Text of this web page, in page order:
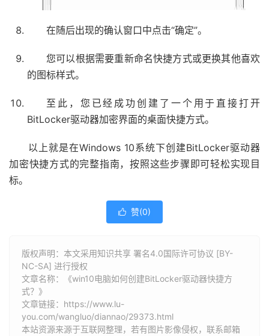
在随后出现的确认窗口中点击“确定”。
您可以根据需要重新命名快捷方式或更换其他喜欢
的图标样式。
至此，您已经成功创建了一个用于直接打开
BitLocker驱动器加密界面的桌面快捷方式。
以上就是在Windows 10系统下创建BitLocker驱动器
加密快捷方式的完整指南，按照这些步骤即可轻松实现目
标。
 赞(0)
版权声明：本文采用知识共享 署名4.0国际许可协议 [BY-
NC-SA] 进行授权
文章名称：《win10电脑如何创建BitLocker驱动器快捷方
式？》
文章链接： https://www.lu-
you.com/wangluo/diannao/29373.html
本站资源来源于互联网整理，若有图片影像侵权，联系邮箱